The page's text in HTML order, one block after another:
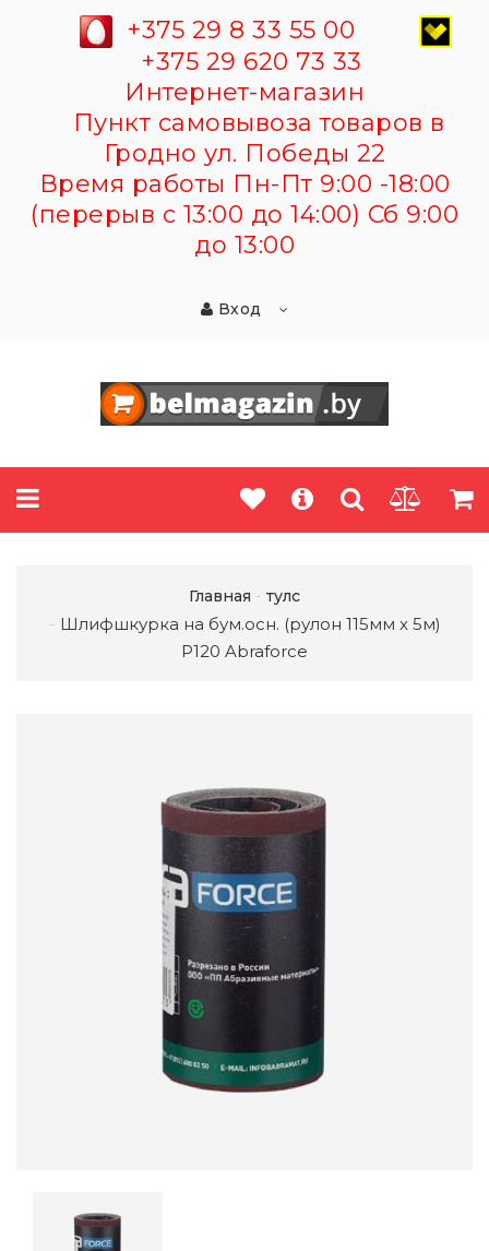
+375 29 8 33 55 00
+375 29 620 73 33
Интернет-магазин
Пункт самовывоза товаров в
Гродно ул. Победы 22
Время работы Пн-Пт 9:00 -18:00
(перерыв с 13:00 до 14:00) Сб 9:00
до 13:00
Вход
Главная тулс
Шлифшкурка на бум.осн. (рулон 115мм х 5м)
Р120 Abraforce